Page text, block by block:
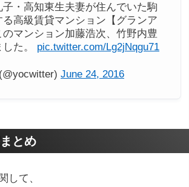
子・高知東生夫妻が住んでいた駒
高級賃貸マンション【グランア
のマンション加藤浩次、竹野内豊
た。 pic.twitter.com/Lg2jNqgu71
June 24, 2016
とめ
して、